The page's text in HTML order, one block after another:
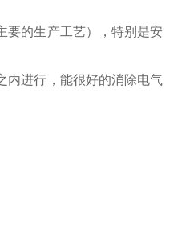
要的生产工艺），特别是安
内进行，能很好的消除电气